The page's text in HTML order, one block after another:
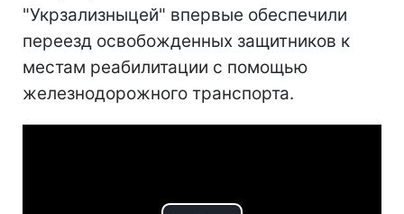
"Укрзализныцей" впервые обеспечили
переезд освобожденных защитников к
местам реабилитации с помощью
железнодорожного транспорта.